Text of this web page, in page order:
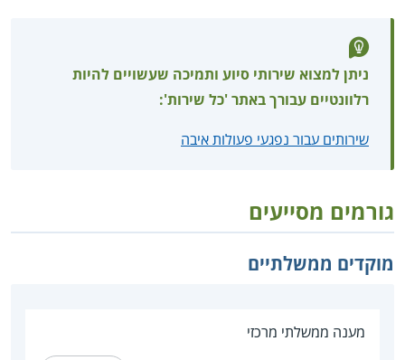
ניתן למצוא שירותי סיוע ותמיכה שעשויים להיות
רלוונטיים עבורך באתר 'כל שירות':
שירותים עבור נפגעי פעולות איבה
גורמים מסייעים
מוקדים ממשלתיים
מענה ממשלתי מרכזי